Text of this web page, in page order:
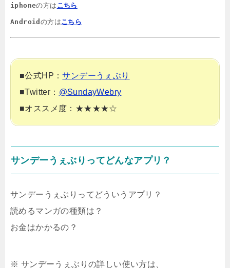
iphoneの方は こちら
Android の方はこちら
■公式HP：サンデーうぇぶり
■Twitter： @SundayWebry
■オススメ度：★★★★☆
サンデーうぇぶりってどんなアプリ？
サンデーうぇぶりってどういうアプリ？
読めるマンガの種類は？
お金はかかるの？
※ サンデーうぇぶりの詳しい使い方は、